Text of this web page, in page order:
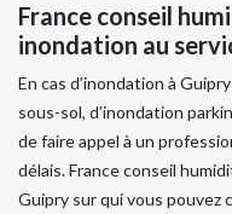
France conseil
inondation au
En cas d’inondation à
sous-sol, d’inondation
de faire appel à un
délais. France conseil
Guipry sur qui vous pouvez